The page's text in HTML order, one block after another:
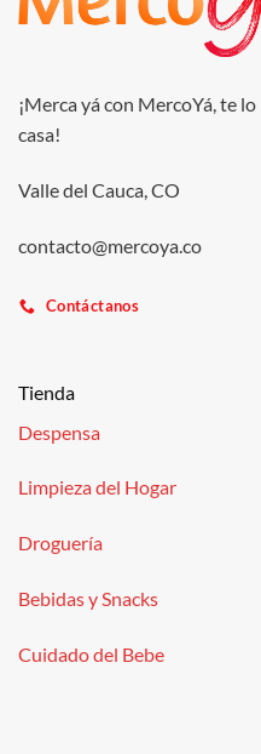
¡Merca yá con MercoYá, te
casa!
Valle del Cauca, CO
contacto@mercoya.co
Contáctanos
Tienda
Despensa
Limpieza del Hogar
Droguería
Bebidas y Snacks
Cuidado del Bebe